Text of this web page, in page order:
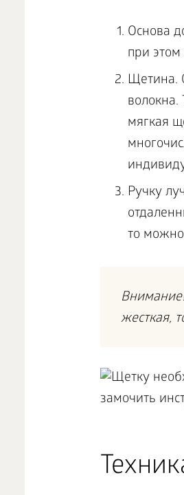
Основа
при этом
Щетина.
мягкая
Ручку
то можно
жесткая,